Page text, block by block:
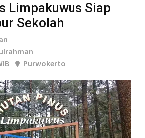
Limpakuwus Siap
Sekolah
Purwokerto